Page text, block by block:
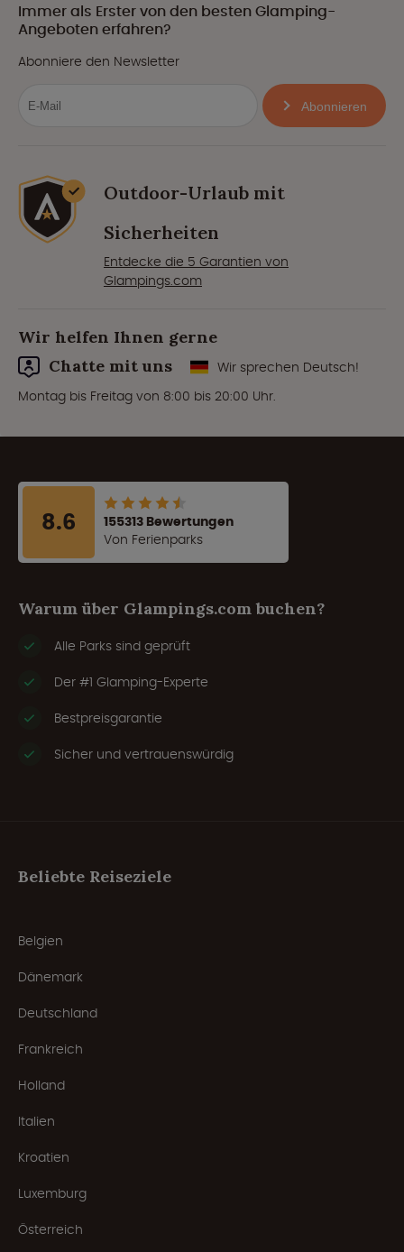
Immer als Erster von den besten Glamping-
Angeboten erfahren?
Abonniere den Newsletter
Abonnieren
Outdoor-Urlaub mit
Sicherheiten
Entdecke die 5 Garantien von
Glampings.com
Wir helfen Ihnen gerne
Chatte mit uns
Wir sprechen Deutsch!
Montag bis Freitag von 8:00 bis 20:00 Uhr.
8.6
155313 Bewertungen
Von Ferienparks
Warum über Glampings.com buchen?
Alle Parks sind geprüft
Der #1 Glamping-Experte
Bestpreisgarantie
Sicher und vertrauenswürdig
Beliebte Reiseziele
Belgien
Dänemark
Deutschland
Frankreich
Holland
Italien
Kroatien
Luxemburg
Österreich